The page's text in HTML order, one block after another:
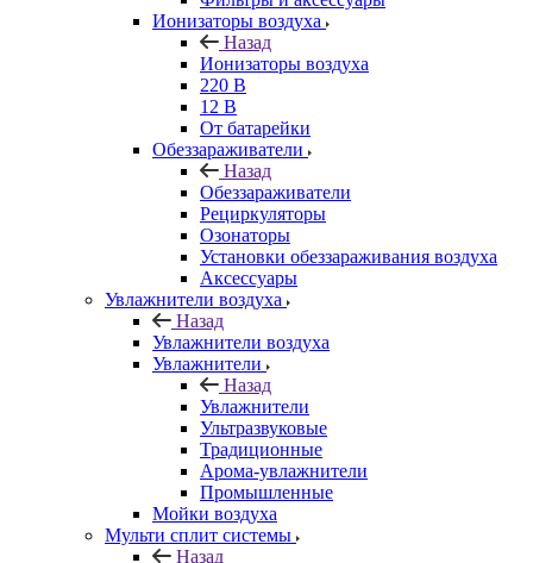
Ионизаторы воздуха
Назад
Ионизаторы воздуха
220 В
12 В
От батарейки
Обеззараживатели
Назад
Обеззараживатели
Рециркуляторы
Озонаторы
Установки обеззараживания воздуха
Аксессуары
Увлажнители воздуха
Назад
Увлажнители воздуха
Увлажнители
Назад
Увлажнители
Ультразвуковые
Традиционные
Арома-увлажнители
Промышленные
Мойки воздуха
Мульти сплит системы
Назад